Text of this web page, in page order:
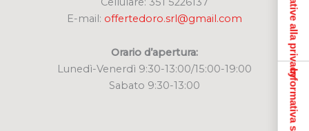
E-mail: offertedoro.srl@gmail.com
Orario d’apertura:
Lunedì-Venerdì 9:30-13:00/15:00-19:00
Sabato 9:30-13:00